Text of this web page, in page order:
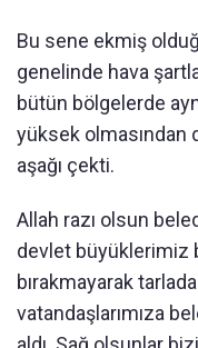
Bu sene ekmiş
genelinde hava
bütün bölgelerde
yüksek olmasından
aşağı çekti.
Allah razı olsun
devlet büyüklerimiz
bırakmayarak
vatandaşlarımıza